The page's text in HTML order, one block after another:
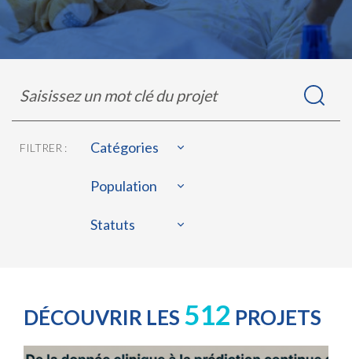
dans
projets
un
clé
projet
FILTRER : Catégories
Population
Statuts
DÉCOUVRIR LES 512 PROJETS